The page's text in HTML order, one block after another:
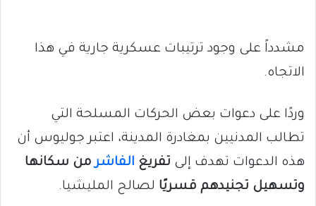
مشدداً على وجود ترتيبات عسكرية جارية في هذا
الاتجاه.
وردًا على دعوات بعض الحركات المسلحة التي
تطالب المدنيين بمغادرة المدينة، اعتبر جوليوس أن
هذه الدعوات تهدف إلى تفريغ الفاشرمن سكانها
وتسهيل تجنيدهم قسريًا لصالح المليشيا.